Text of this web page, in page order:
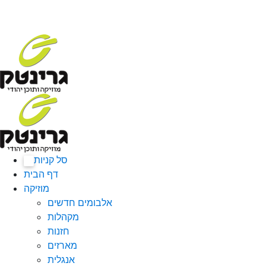
סל קניות
דף הבית
מוזיקה
אלבומים חדשים
מקהלות
חזנות
מארזים
אנגלית